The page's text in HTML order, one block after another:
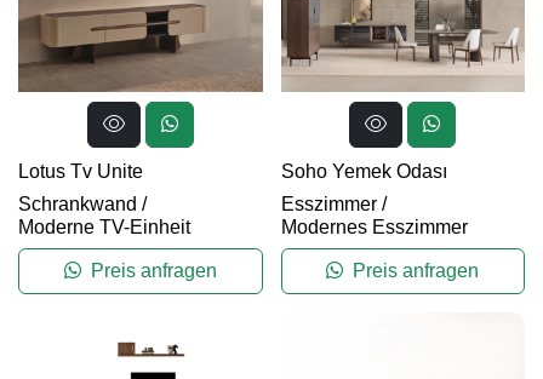
Lotus Tv Unite
Schrankwand /
Moderne TV-Einheit
Preis anfragen
Soho Yemek Odası
Esszimmer/
Modernes Esszimmer
Preis anfragen